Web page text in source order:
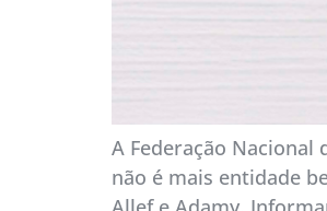
A Federação Nacional
não é mais entidade